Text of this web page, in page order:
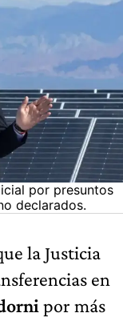
por presuntos
declarados.
la Justicia
en
por más